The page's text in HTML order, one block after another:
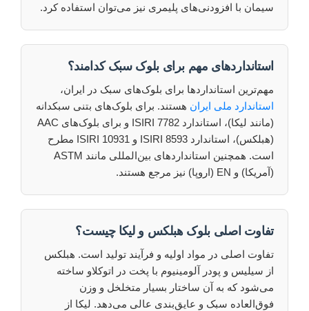
سیمان با افزودنی‌های پلیمری نیز می‌توان استفاده کرد.
استاندارد‌های مهم برای بلوک سبک کدامند؟
مهم‌ترین استانداردها برای بلوک‌های سبک در ایران،
استاندارد ملی ایران هستند. برای بلوک‌های بتنی سبکدانه
(مانند لیکا)، استاندارد ISIRI 7782 و برای بلوک‌های AAC
(هبلکس)، استاندارد ISIRI 8593 و ISIRI 10931 مطرح
است. همچنین استانداردهای بین‌المللی مانند ASTM
(آمریکا) و EN (اروپا) نیز مرجع هستند.
تفاوت اصلی بلوک هبلکس و لیکا چیست؟
تفاوت اصلی در مواد اولیه و فرآیند تولید است. هبلکس
از سیلیس و پودر آلومینیوم با پخت در اتوکلاو ساخته
می‌شود که به آن ساختار بسیار متخلخل و وزن
فوق‌العاده سبک و عایق‌بندی عالی می‌دهد. لیکا از